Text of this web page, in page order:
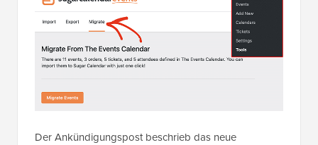
Der Ankündigungspost beschrieb das neue